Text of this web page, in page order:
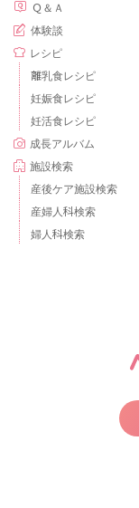
Ｑ＆Ａ
体験談
レシピ
離乳食レシピ
妊娠食レシピ
妊活食レシピ
成長アルバム
施設検索
産後ケア施設検索
産婦人科検索
婦人科検索